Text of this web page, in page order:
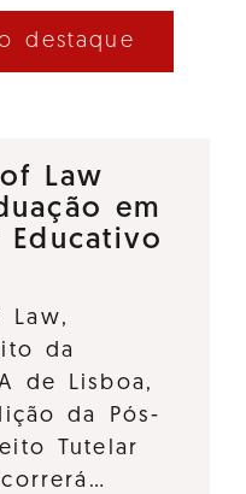
destaque
Law
em
Law,
da
de Lisboa,
da Pós-
Tutelar